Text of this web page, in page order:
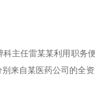
主任雷某某利用职务
来自某医药公司的全